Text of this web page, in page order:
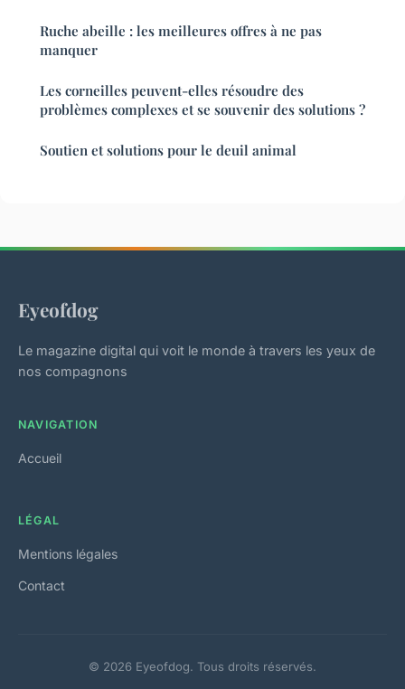
Ruche abeille : les meilleures offres à ne pas
manquer
Les corneilles peuvent-elles résoudre des
problèmes complexes et se souvenir des solutions ?
Soutien et solutions pour le deuil animal
Eyeofdog
Le magazine digital qui voit le monde à travers les yeux de
nos compagnons
NAVIGATION
Accueil
LÉGAL
Mentions légales
Contact
© 2026 Eyeofdog. Tous droits réservés.